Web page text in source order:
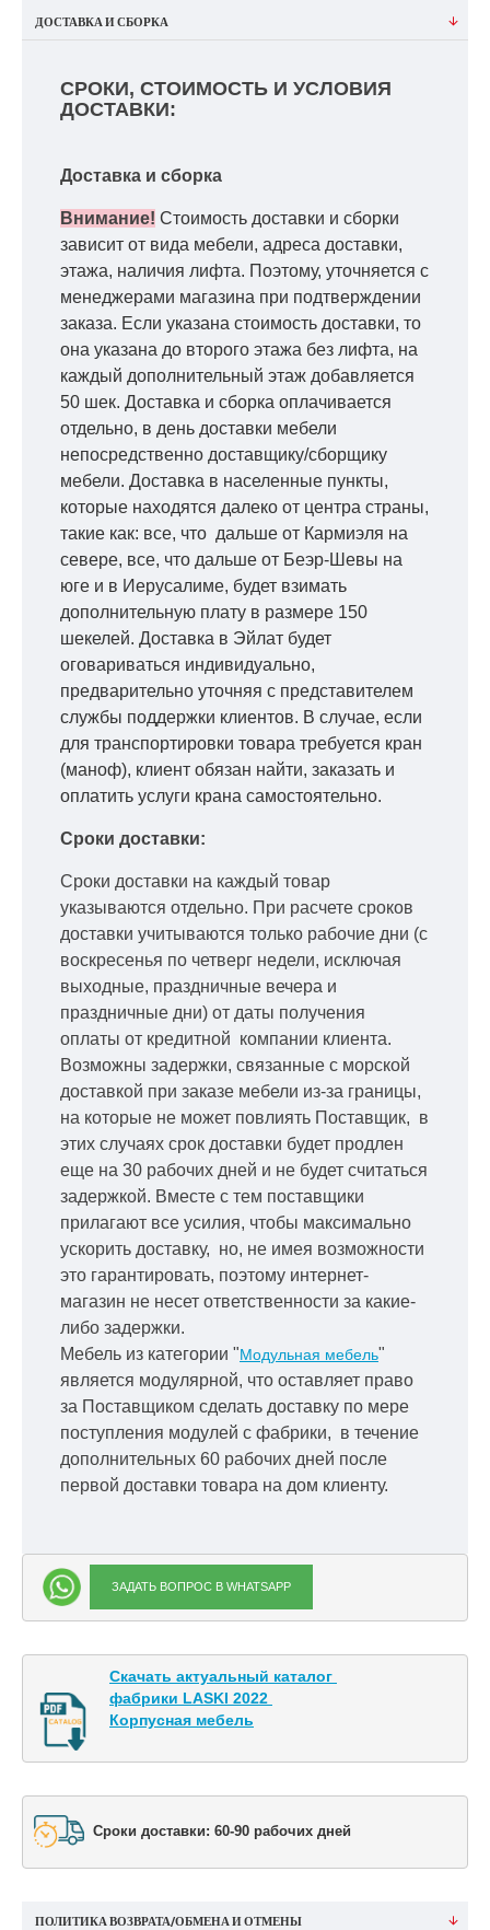
ДОСТАВКА И СБОРКА
СРОКИ, СТОИМОСТЬ И УСЛОВИЯ
ДОСТАВКИ:
Доставка и сборка
Внимание! Стоимость доставки и сборки
зависит от вида мебели, адреса доставки,
этажа, наличия лифта. Поэтому, уточняется с
менеджерами магазина при подтверждении
заказа. Если указана стоимость доставки, то
она указана до второго этажа без лифта, на
каждый дополнительный этаж добавляется
50 шек. Доставка и сборка оплачивается
отдельно, в день доставки мебели
непосредственно доставщику/сборщику
мебели. Доставка в населенные пункты,
которые находятся далеко от центра страны,
такие как: все, что дальше от Кармиэля на
севере, все, что дальше от Беэр-Шевы на
юге и в Иерусалиме, будет взимать
дополнительную плату в размере 150
шекелей. Доставка в Эйлат будет
оговариваться индивидуально,
предварительно уточняя с представителем
службы поддержки клиентов. В случае, если
для транспортировки товара требуется кран
(маноф), клиент обязан найти, заказать и
оплатить услуги крана самостоятельно.
Сроки доставки:
Сроки доставки на каждый товар
указываются отдельно. При расчете сроков
доставки учитываются только рабочие дни (с
воскресенья по четверг недели, исключая
выходные, праздничные вечера и
праздничные дни) от даты получения
оплаты от кредитной компании клиента.
Возможны задержки, связанные с морской
доставкой при заказе мебели из-за границы,
на которые не может повлиять Поставщик, в
этих случаях срок доставки будет продлен
еще на 30 рабочих дней и не будет считаться
задержкой. Вместе с тем поставщики
прилагают все усилия, чтобы максимально
ускорить доставку, но, не имея возможности
это гарантировать, поэтому интернет-
магазин не несет ответственности за какие-
либо задержки.
Мебель из категории "Модульная мебель"
является модулярной, что оставляет право
за Поставщиком сделать доставку по мере
поступления модулей с фабрики, в течение
дополнительных 60 рабочих дней после
первой доставки товара на дом клиенту.
ЗАДАТЬ ВОПРОС В WHATSAPP
Скачать актуальный каталог
фабрики LASKI 2022
Корпусная мебель
Сроки доставки: 60-90 рабочих дней
ПОЛИТИКА ВОЗВРАТА/ОБМЕНА И ОТМЕНЫ